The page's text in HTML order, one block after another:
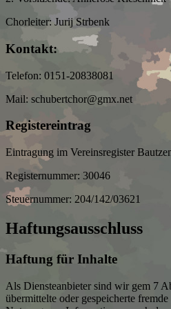
Chorleiter: Jurij Strbenk
Kontakt:
Telefon: 0151-20838081
Mail: schubertchor@gmx.net
Registereintrag
Eintragung im Vereinsregister
Registernummer: 30046
Steuernummer: 204/142/03621
Haftungsausschluss
Haftung für Inhalte
Als Diensteanbieter sind wir gem 7
übermittelte oder gespeicherte